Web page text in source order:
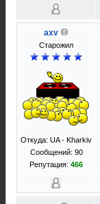
axv
Старожил
Откуда: UA - Kharkiv
Сообщений: 90
Репутация: 466